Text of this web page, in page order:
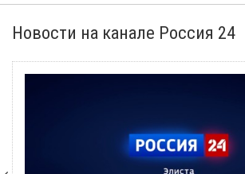
Новости на канале Россия 24